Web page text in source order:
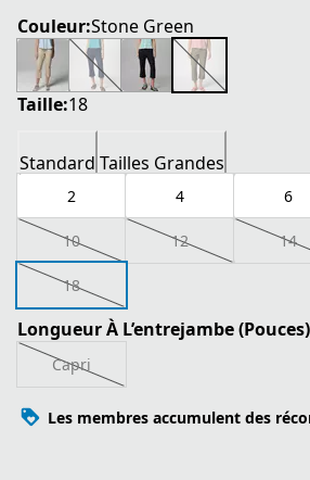
Couleur:Stone Green
Taille:18
Standard Tailles Grandes
2 4 6
10 12 14
18
Longueur À L’entrejambe
Capri
Les membres accumulent des